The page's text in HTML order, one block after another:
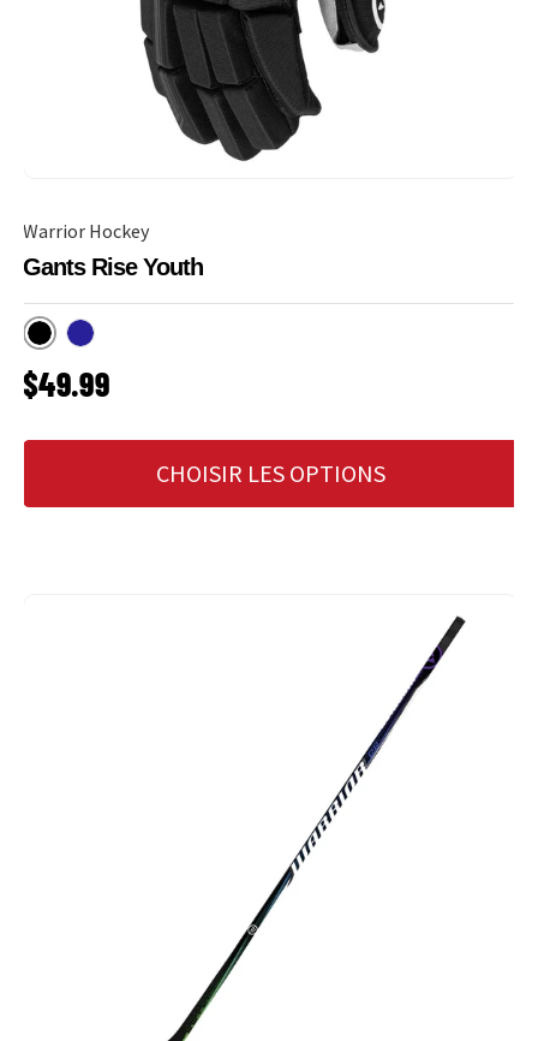
Warrior Hockey
Gants Rise Youth
Noir Marine
PRIX HABITUEL
$49.99
CHOISIR LES OPTIONS